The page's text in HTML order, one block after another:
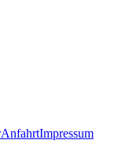
AnfahrtImpressum